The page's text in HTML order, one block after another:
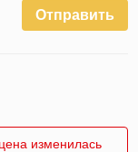
Отправить
изменилась